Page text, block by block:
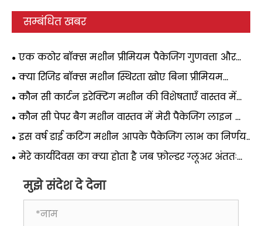
सम्बंधित खबर
एक कठोर बॉक्स मशीन प्रीमियम पैकेजिंग गुणवत्ता और
लाभप्रदता में कैसे सुधार करती है?
क्या रिजिड बॉक्स मशीन स्थिरता खोए बिना प्रीमियम
पैकेजिंग को स्केल करने का सबसे तेज़ तरीका है?
कौन सी कार्टन इरेक्टिंग मशीन की विशेषताएँ वास्तव में
मेरी पैकेजिंग लाइन की लागत में कटौती करती हैं?
कौन सी पेपर बैग मशीन वास्तव में मेरी पैकेजिंग लाइन को
ऊपर उठाती है?
इस वर्ष डाई कटिंग मशीन आपके पैकेजिंग लाभ का निर्णय
क्यों करती है?
मेरे कार्यदिवस का क्या होता है जब फ़ोल्डर ग्लूअर अंततः
मुझे संदेश दे देना